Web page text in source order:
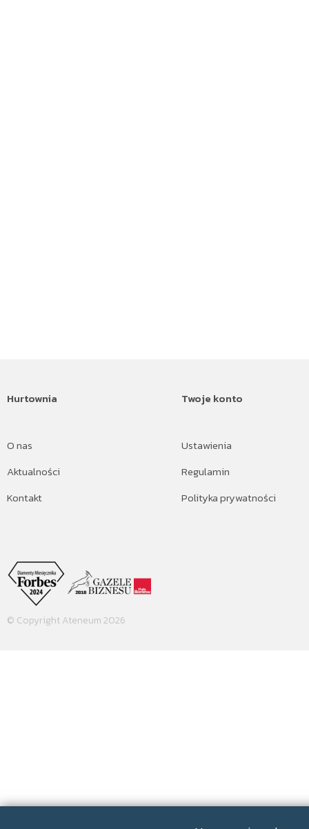
Hurtownia
O nas
Aktualności
Kontakt
Twoje konto
Ustawienia
Regulamin
Polityka prywatności
© Copyright Ateneum 2026